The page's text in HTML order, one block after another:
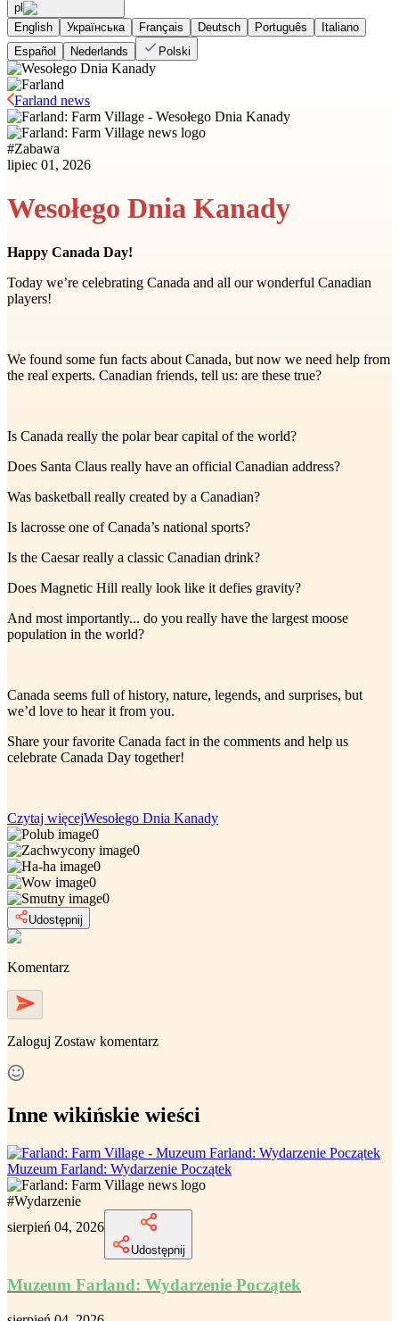
pl
English
Українська Français Deutsch Português
Italiano
Español
Nederlands Polski
Farland news
#Zabawa
lipiec 01, 2026
Wesołego Dnia Kanady
Happy Canada Day!
Today we’re celebrating Canada and all our wonderful Canadian
players!
We found some fun facts about Canada, but now we need help from
the real experts. Canadian friends, tell us: are these true?
Is Canada really the polar bear capital of the world?
Does Santa Claus really have an official Canadian address?
Was basketball really created by a Canadian?
Is lacrosse one of Canada’s national sports?
Is the Caesar really a classic Canadian drink?
Does Magnetic Hill really look like it defies gravity?
And most importantly... do you really have the largest moose
population in the world?
Canada seems full of history, nature, legends, and surprises, but
we’d love to hear it from you.
Share your favorite Canada fact in the comments and help us
celebrate Canada Day together!
Czytaj więcejWesołego Dnia Kanady
0
0
0
0
0
Udostępnij
Komentarz
Zaloguj Zostaw komentarz
Inne wikińskie wieści
Muzeum Farland: Wydarzenie Początek
#Wydarzenie
sierpień 04, 2026
Udostępnij
Muzeum Farland: Wydarzenie Początek